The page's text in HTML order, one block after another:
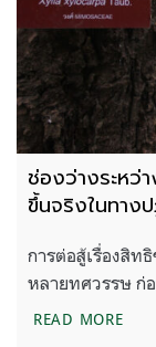
ช่องว่างระหว่
ขึ้นจริงในทาง
การต่อสู้เรื่องสิท
หลายทศวรรษ ก่
READ MOREช่อง